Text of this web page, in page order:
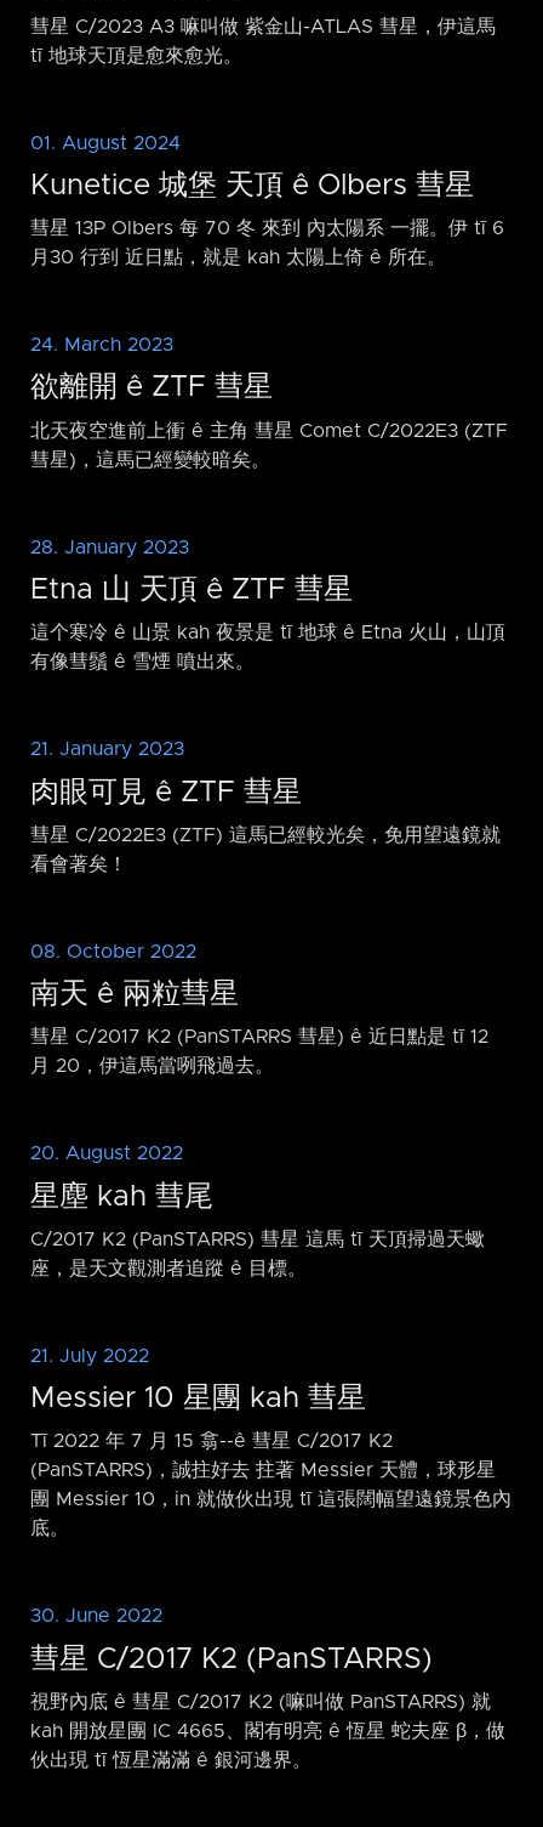
彗星 C/2023 A3 嘛叫做 紫金山-ATLAS 彗星，伊這馬
tī 地球天頂是愈來愈光。
01. August 2024
Kunetice 城堡 天頂 ê Olbers 彗星
彗星 13P Olbers 每 70 冬 來到 內太陽系 一擺。伊 tī 6
月30 行到 近日點，就是 kah 太陽上倚 ê 所在。
24. March 2023
欲離開 ê ZTF 彗星
北天夜空進前上衝 ê 主角 彗星 Comet C/2022E3 (ZTF
彗星)，這馬已經變較暗矣。
28. January 2023
Etna 山 天頂 ê ZTF 彗星
這个寒冷 ê 山景 kah 夜景是 tī 地球 ê Etna 火山，山頂
有像彗鬚 ê 雪煙 噴出來。
21. January 2023
肉眼可見 ê ZTF 彗星
彗星 C/2022E3 (ZTF) 這馬已經較光矣，免用望遠鏡就
看會著矣！
08. October 2022
南天 ê 兩粒彗星
彗星 C/2017 K2 (PanSTARRS 彗星) ê 近日點是 tī 12
月 20，伊這馬當咧飛過去。
20. August 2022
星塵 kah 彗尾
C/2017 K2 (PanSTARRS) 彗星 這馬 tī 天頂掃過天蠍
座，是天文觀測者追蹤 ê 目標。
21. July 2022
Messier 10 星團 kah 彗星
Tī 2022 年 7 月 15 翕-⁠-ê 彗星 C/2017 K2
(PanSTARRS)，誠拄好去 拄著 Messier 天體，球形星
團 Messier 10，in 就做伙出現 tī 這張闊幅望遠鏡景色內
底。
30. June 2022
彗星 C/2017 K2 (PanSTARRS)
視野內底 ê 彗星 C/2017 K2 (嘛叫做 PanSTARRS) 就
kah 開放星團 IC 4665、閣有明亮 ê 恆星 蛇夫座 β，做
伙出現 tī 恆星滿滿 ê 銀河邊界。